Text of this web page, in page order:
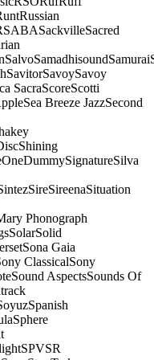
Russian
SABASackvilleSacred
SalvoSamadhisoundSamurai
SavitorSavoySavoy
SacraScoreScotti
Sea Breeze JazzSecond
Shining
SignatureSilva
SireSireenaSituation
Phonograph
SolarSolid
Sona Gaia
ClassicalSony
Sound AspectsSounds Of
Spanish
Sphere
SPVSR